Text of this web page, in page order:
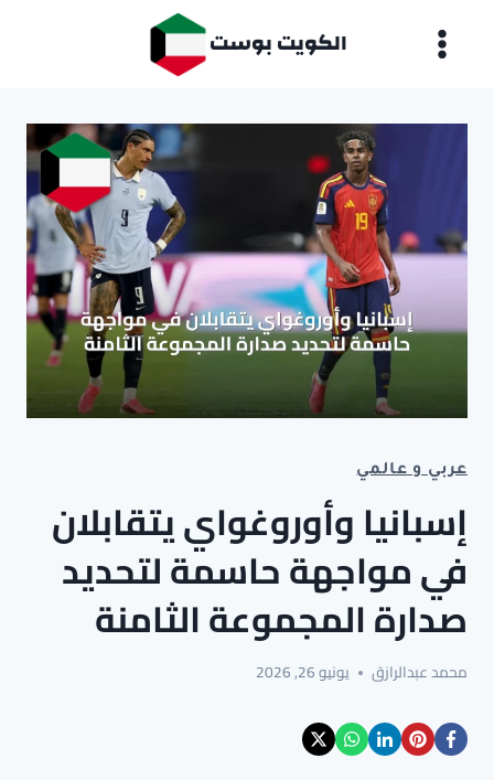
الكويت بوست
عربي و عالمي
إسبانيا وأوروغواي يتقابلان
في مواجهة حاسمة لتحديد
صدارة المجموعة الثامنة
محمد عبدالرازق يونيو 26, 2026